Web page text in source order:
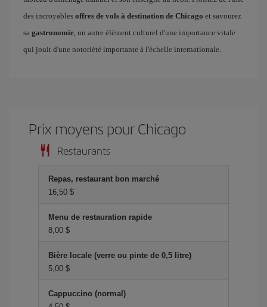
des incroyables offres de vols à destination de Chicago et savourez
sa gastronomie, un autre élément culturel d'une importance vitale
qui jouit d'une notoriété importante à l'échelle internationale.
Prix ​​moyens pour Chicago
Restaurants
Repas, restaurant bon marché
16,50 $
Menu de restauration rapide
8,00 $
Bière locale (verre ou pinte de 0,5 litre)
5,00 $
Cappuccino (normal)